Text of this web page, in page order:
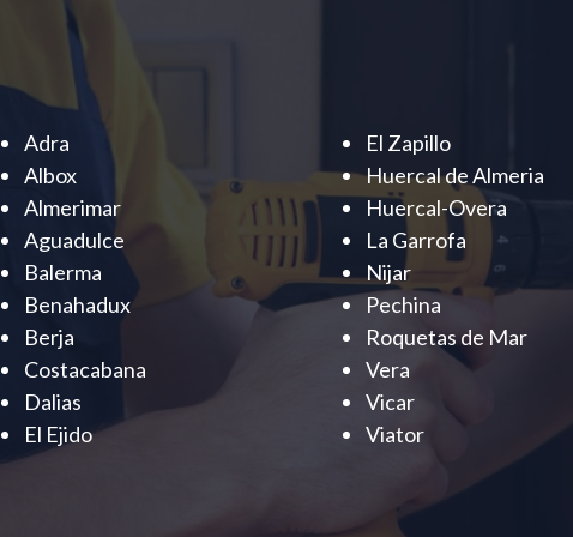
Adra
Albox
Almerimar
Aguadulce
Balerma
Benahadux
Berja
Costacabana
Dalias
El Ejido
El Zapillo
Huercal de Almeria
Huercal-Overa
La Garrofa
Nijar
Pechina
Roquetas de Mar
Vera
Vicar
Viator